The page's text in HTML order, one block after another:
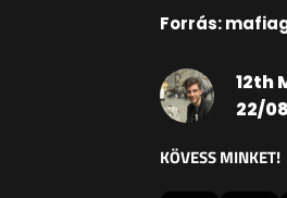
Forrás:
12th
22/
KÖVESS MINKET!